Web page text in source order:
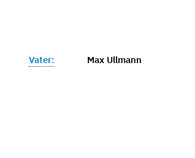
Vater: Max Ullmann